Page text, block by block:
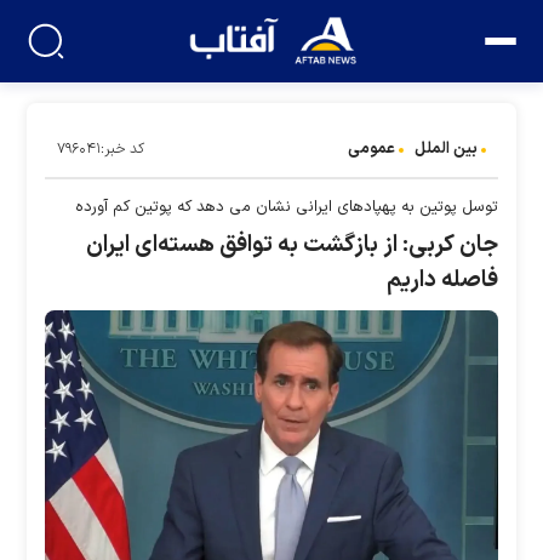
بین الملل عمومی کد خبر:۷۹۶۰۴۱
توسل پوتین به پهپادهای ایرانی نشان می دهد که پوتین کم آورده
جان کربی: از بازگشت به توافق هسته‌ای ایران
فاصله داریم